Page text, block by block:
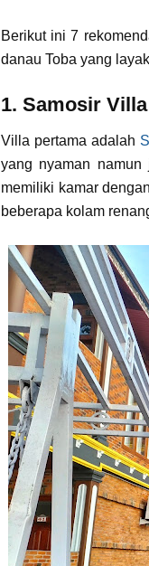
Berikut ini 7
danau Toba yang
1. Samosir
Villa pertama adalah
yang nyaman
memiliki kamar
beberapa kolam